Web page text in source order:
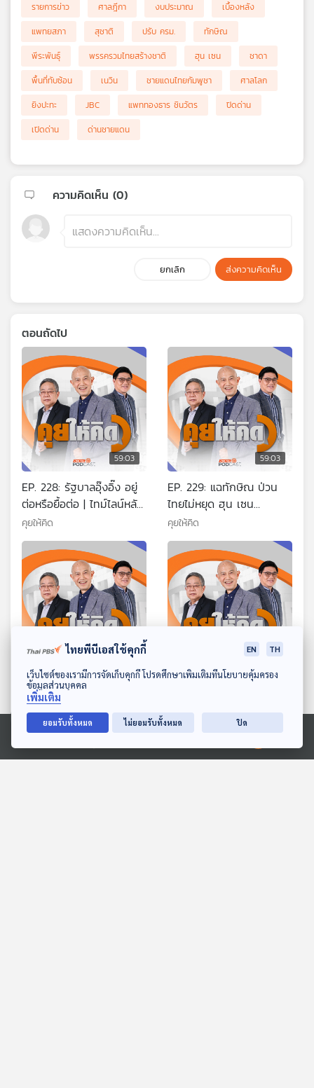
ดาวน์โหลด Thai PBS Podcast Application
Ⓒ 2020 องค์การกระจายเสียงและแพร่ภาพสาธารณะแห่งประเทศไทย
รายการข่าว
ศาลฎีกา งบประมาณ
เบื้องหลัง
แพทยสภา
สุชาติ ปรับ ครม.
ทักษิณ
พีระพันธุ์
พรรครวมไทยสร้างชาติ ฮุน เซน
ชาดา
พื้นที่ทับซ้อน
เนวิน ชายแดนไทยกัมพูชา
ศาลโลก
ยิงปะทะ
JBC แพททองธาร ชินวัตร
ปิดด่าน
เปิดด่าน
ด่านชายแดน
ความคิดเห็น (0)
ยกเลิก ส่งความคิดเห็น
ตอนถัดไป
59:03
EP. 228: รัฐบาลอุ๊งอิ๊ง อยู่
ต่อหรือยื้อต่อ | ไทม์ไลน์หลัง
คลิปคุย ฮุน เซน หลุด |
ตระกูลชิน-ฮุน สนิทกันจริง
หรือ
คุยให้คิด
59:03
EP. 229: แฉทักษิณ ป่วน
ไทยไม่หยุด ฮุน เซน
ต้องการอะไร | ไทม์ไลน์ทวง
คืนมหาดไทย | ก.ค. อุ๊งอิ๊งจะ
อยู่ต่อหรือไม่
คุยให้คิด
59:03
EP. 230: รัฐบาลแพทองธาร
กับทางออกที่เหลือ | ลุงตู่
กลับมาเป็นนายกฯ ได้หรือไม่
| เที่ยวไทยคนละครึ่งล่ม
คุยให้คิด
59:03
EP. 231: ทักษิณออกงาน
เรื่องร้อนวงการสงฆ์ | แผน
ต่อรองภาษีทรัมป์
คุยให้คิด
ไทยพีบีเอสใช้คุกกี้ EN TH
เว็บไซต์ของเรามีการจัดเก็บคุกกี้ โปรดศึกษาเพิ่มเติมที่นโยบายคุ้มครอง
ข้อมูลส่วนบุคคล
เพิ่มเติม
ยอมรับทั้งหมด ไม่ยอมรับทั้งหมด ปิด